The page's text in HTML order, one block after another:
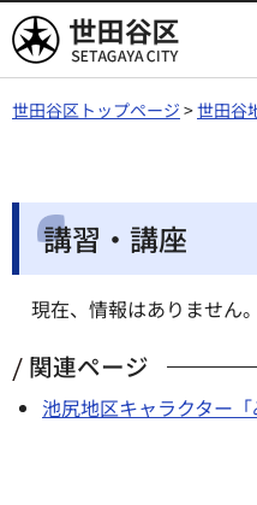
世田谷区
世田谷区トップページ >世田谷
講習・講座
現在、情報はありません。
関連ページ
池尻地区キャラクター